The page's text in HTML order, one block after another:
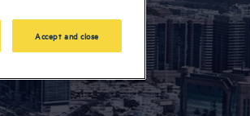
Accept and close